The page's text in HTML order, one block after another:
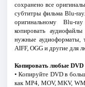
сохранено все
субтитры фильма Blu-
оригинальному Blu-
копировать
нужные аудиоформаты,
AIFF, OGG и другие для
Копировать любые DVD
• Копируйте DVD в
как MP4, MOV, MKV,